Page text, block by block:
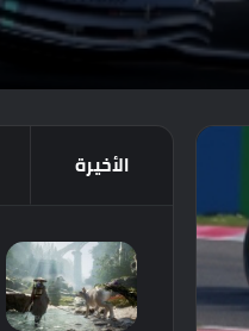
الأخيرة